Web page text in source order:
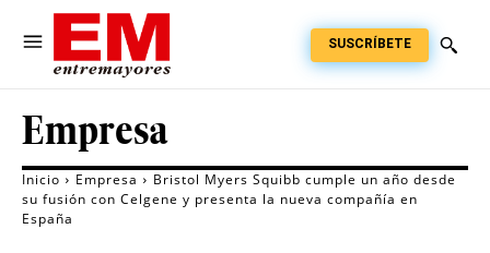
SUSCRÍBETE
Empresa
Inicio Empresa
Bristol Myers Squibb cumple un año desde
su fusión con Celgene y presenta la nueva compañía en
España